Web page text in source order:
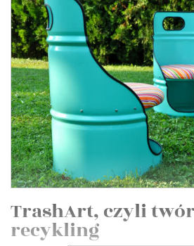
TrashArt, czyli
recykling